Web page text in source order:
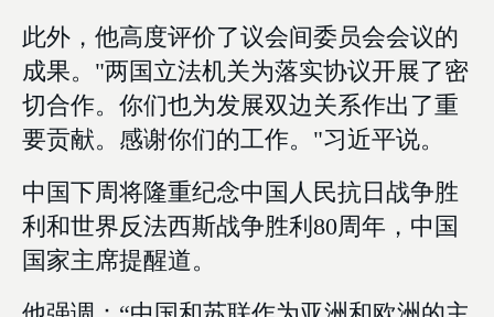
此外，他高度评价了议会间委员会会议的
成果。"两国立法机关为落实协议开展了密
切合作。你们也为发展双边关系作出了重
要贡献。感谢你们的工作。"习近平说。
中国下周将隆重纪念中国人民抗日战争胜
利和世界反法西斯战争胜利80周年，中国
国家主席提醒道。